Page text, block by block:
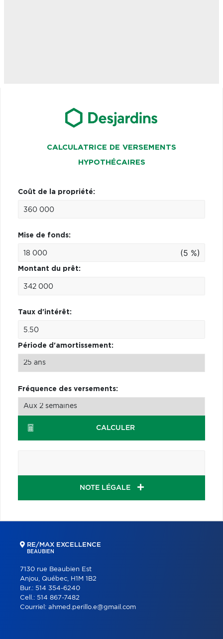
CALCULATRICE DE VERSEMENTS
HYPOTHÉCAIRES
Coût de la propriété:
Mise de fonds:
(5 %)
Montant du prêt:
Taux d'intérêt:
Période d'amortissement:
Fréquence des versements:
CALCULER
NOTE LÉGALE
RE/MAX EXCELLENCE
BEAUBIEN
7130 rue Beaubien Est
Anjou, Québec, H1M 1B2
Bur.: 514 354-6240
Cell.: 514 867-7482
Courriel: ahmed.perillo.e@gmail.com